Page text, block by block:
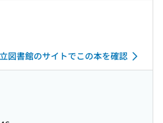
図書館のサイトでこの本を確認